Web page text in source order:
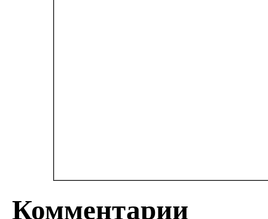
Комментарии